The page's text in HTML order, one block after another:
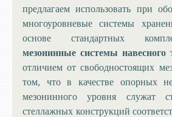
предлагаем использовать при
многоуровневые системы
основе стандартных
мезонинные системы навесного
отличием от свободностоящих
том, что в качестве опорных
мезонинного уровня служат
стеллажных конструкций